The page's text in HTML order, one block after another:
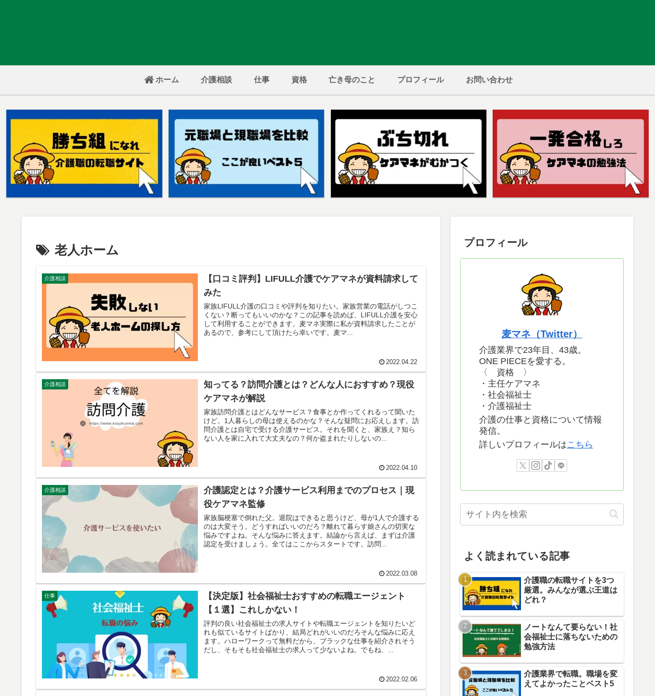
ホーム 介護相談 仕事 資格 亡き母のこと プロフィール お問い合わせ
老人ホーム
介護相談
【口コミ評判】LIFULL介護でケアマネが資料請求して
みた
家族LIFULL介護の口コミや評判を知りたい。家族営業の電話がしつこ
くない？断ってもいいのかな？この記事を読めば、LIFULL介護を安心
して利用することができます。麦マネ実際に私が資料請求したことが
あるので、参考にして頂けたら幸いです。麦マ...
2022.04.22
介護相談
知ってる？訪問介護とは？どんな人におすすめ？現役
ケアマネが解説
家族訪問介護とはどんなサービス？食事とか作ってくれるって聞いた
けど。1人暮らしの母は使えるのかな？そんな疑問にお応えします。訪
問介護とは自宅で受ける介護サービス。それを聞くと、家族え？知ら
ない人を家に入れて大丈夫なの？何か盗まれたりしないの...
2022.04.10
介護相談
介護認定とは？介護サービス利用までのプロセス｜現
役ケアマネ監修
家族脳梗塞で倒れた父。退院はできると思うけど、母が1人で介護する
のは大変そう。どうすればいいのだろ？離れて暮らす娘さんの切実な
悩みですよね。そんな悩みに答えます。結論から言えば、まずは介護
認定を受けましょう。全てはここからスタートです。訪問...
2022.03.08
仕事
【決定版】社会福祉士おすすめの転職エージェント
【１選】これしかない！
評判の良い社会福祉士の求人サイトや転職エージェントを知りたいど
れも似ているサイトばかり、結局どれがいいのだろそんな悩みに応え
ます。ハローワークって無料だから、ブラックな仕事を紹介されそう
だし、そもそも社会福祉士の求人って少ないよね。でもね、...
2022.02.06
プロフィール
麦マネ（Twitter）
介護業界で23年目、43歳。
ONE PIECEを愛する。
〈 資格 〉
・主任ケアマネ
・社会福祉士
・介護福祉士
介護の仕事と資格について情報
発信。
詳しいプロフィールはこちら
よく読まれている記事
介護職の転職サイトを3つ
厳選。みんなが選ぶ王道は
どれ？
ノートなんて要らない！社
会福祉士に落ちないための
勉強方法
介護業界で転職。職場を変
えてよかったことベスト5